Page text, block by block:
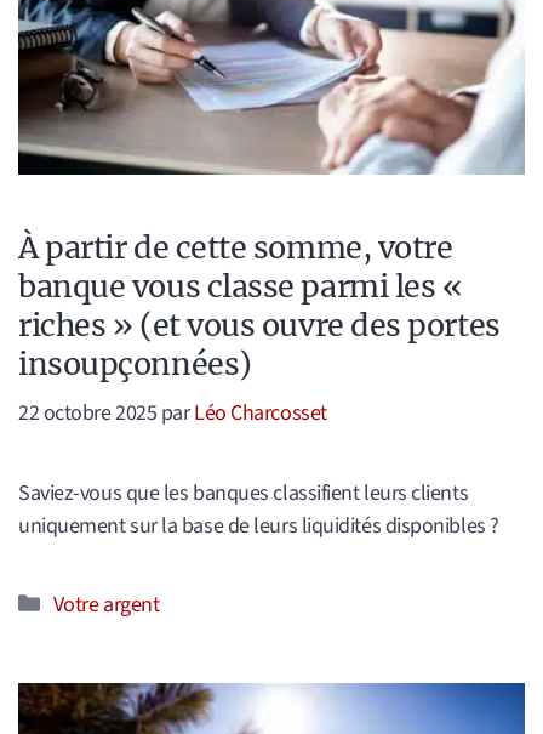
À partir de cette somme, votre
banque vous classe parmi les «
riches » (et vous ouvre des portes
insoupçonnées)
22 octobre 2025 parLéo Charcosset
Saviez-vous que les banques classifient leurs clients
uniquement sur la base de leurs liquidités disponibles ?
Catégories
Votre argent